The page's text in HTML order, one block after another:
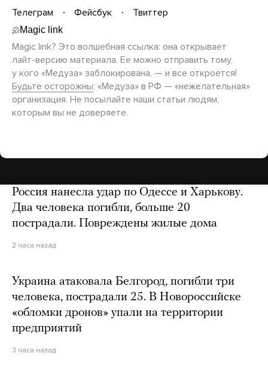
Телеграм Фейсбук Твиттер
Magic link? Это волшебная ссылка: она открывает
лайт-версию материала. Ее можно отправить тому,
у кого «Медуза» заблокирована, — и все откроется!
Будьте осторожны: «Медуза» в РФ — «нежелательная»
организация. Не посылайте наши статьи людям,
которым вы не доверяете.
Россия нанесла удар по Одессе и Харькову.
Два человека погибли, больше 20
пострадали. Повреждены жилые дома
2 часа назад
Украина атаковала Белгород, погибли три
человека, пострадали 25. В Новороссийске
«обломки дронов» упали на территории
предприятий
3 часа назад